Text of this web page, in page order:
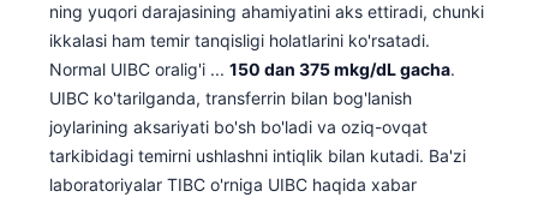
ning yuqori darajasining ahamiyatini aks ettiradi, chunki
ikkalasi ham temir tanqisligi holatlarini ko'rsatadi.
Normal UIBC oralig'i ... 150 dan 375 mkg/dL gacha.
UIBC ko'tarilganda, transferrin bilan bog'lanish
joylarining aksariyati bo'sh bo'ladi va oziq-ovqat
tarkibidagi temirni ushlashni intiqlik bilan kutadi. Ba'zi
laboratoriyalar TIBC o'rniga UIBC haqida xabar